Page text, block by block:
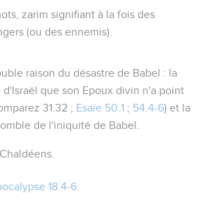
zarim signifiant à la fois des
(ou des ennemis).
raison du désastre de Babel : la
que son Epoux divin n'a point
31.32 ; Esaïe 50.1 ; 54.4-6) et la
de l'iniquité de Babel.
18.4-6